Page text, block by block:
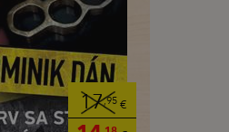
17,95€